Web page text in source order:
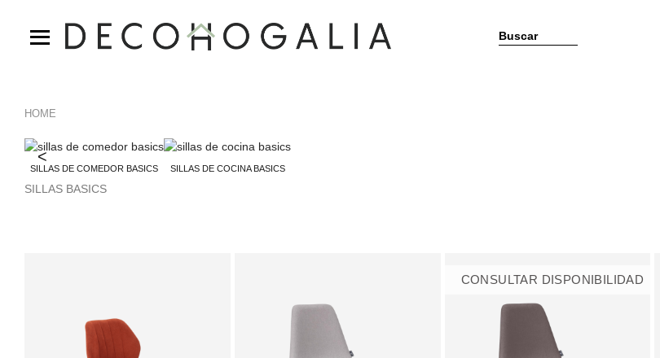
Buscar
HOME
<
SILLAS DE COMEDOR BASICS SILLAS DE COCINA BASICS
SILLAS BASICS
CONSULTAR DISPONIBILIDAD